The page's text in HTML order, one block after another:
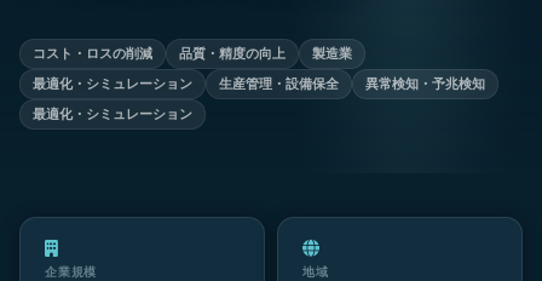
コスト・ロスの削減 品質・精度の向上
製造業
最適化・シミュレーション
生産管理・設備保全
異常検知・予兆検知
最適化・シミュレーション
企業規模 地域